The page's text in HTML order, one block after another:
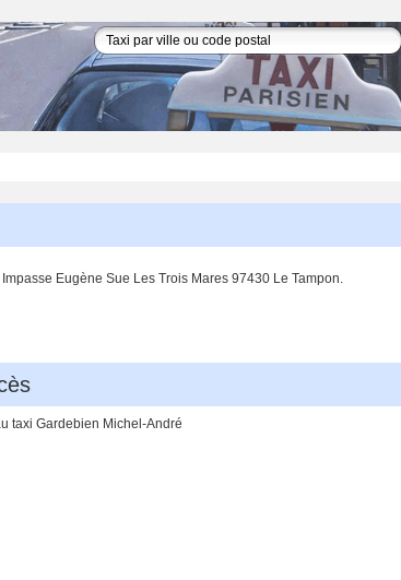
Eugène Sue Les Trois Mares 97430 Le Tampon.